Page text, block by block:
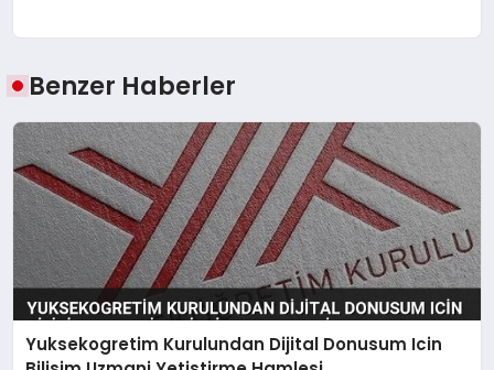
Benzer Haberler
Yuksekogretim Kurulundan Dijital Donusum Icin